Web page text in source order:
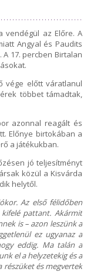
vendégül az Előre. A
Angyal és Paudits
17. percben Birtalan
vége előtt váratlanul
többet támadtak,
azonnal reagált és
Előnye birtokában a
a játékukban.
jó teljesítményt
közül a Kisvárda
helytől.
Az első félidőben
pattant. Akármit
is – azon leszünk a
ez ugyanaz a
eddig. Ma talán a
el a helyzetekig és a
részüket és megvertek